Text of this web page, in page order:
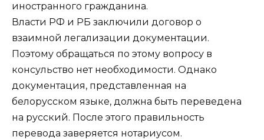
иностранного гражданина.
Власти РФ и РБ заключили договор о
взаимной легализации документации.
Поэтому обращаться по этому вопросу в
консульство нет необходимости. Однако
документация, представленная на
белорусском языке, должна быть переведена
на русский. После этого правильность
перевода заверяется нотариусом.